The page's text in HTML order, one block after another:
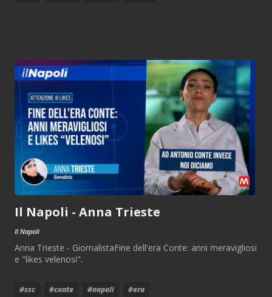
Il Napoli - Anna Trieste
Il Napoli
Anna Trieste - GiornalistaFine dell'era Conte: anni meravigliosi
e "likes velenosi".
#ssc #conte #napoli #era